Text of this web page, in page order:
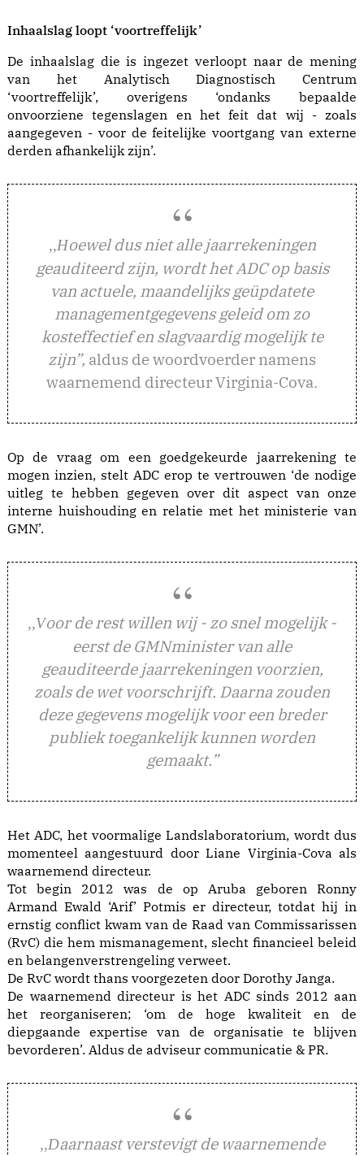
Inhaalslag loopt ‘voortreffelijk’
De inhaalslag die is ingezet verloopt naar de mening
van het Analytisch Diagnostisch Centrum
‘voortreffelijk’, overigens ‘ondanks bepaalde
onvoorziene tegenslagen en het feit dat wij - zoals
aangegeven - voor de feitelijke voortgang van externe
derden afhankelijk zijn’.
,,Hoewel dus niet alle jaarrekeningen
geauditeerd zijn, wordt het ADC op basis
van actuele, maandelijks geüpdatete
managementgegevens geleid om zo
kosteffectief en slagvaardig mogelijk te
zijn”, aldus de woordvoerder namens
waarnemend directeur Virginia-Cova.
Op de vraag om een goedgekeurde jaarrekening te
mogen inzien, stelt ADC erop te vertrouwen ‘de nodige
uitleg te hebben gegeven over dit aspect van onze
interne huishouding en relatie met het ministerie van
GMN’.
,,Voor de rest willen wij - zo snel mogelijk -
eerst de GMNminister van alle
geauditeerde jaarrekeningen voorzien,
zoals de wet voorschrijft. Daarna zouden
deze gegevens mogelijk voor een breder
publiek toegankelijk kunnen worden
gemaakt.”
Het ADC, het voormalige Landslaboratorium, wordt dus
momenteel aangestuurd door Liane Virginia-Cova als
waarnemend directeur.
Tot begin 2012 was de op Aruba geboren Ronny
Armand Ewald ‘Arif’ Potmis er directeur, totdat hij in
ernstig conflict kwam van de Raad van Commissarissen
(RvC) die hem mismanagement, slecht financieel beleid
en belangenverstrengeling verweet.
De RvC wordt thans voorgezeten door Dorothy Janga.
De waarnemend directeur is het ADC sinds 2012 aan
het reorganiseren; ‘om de hoge kwaliteit en de
diepgaande expertise van de organisatie te blijven
bevorderen’. Aldus de adviseur communicatie & PR.
,,Daarnaast verstevigt de waarnemende